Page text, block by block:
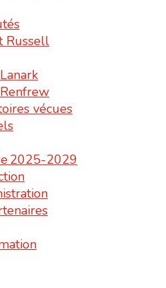
Russell
vécues
2025-2029